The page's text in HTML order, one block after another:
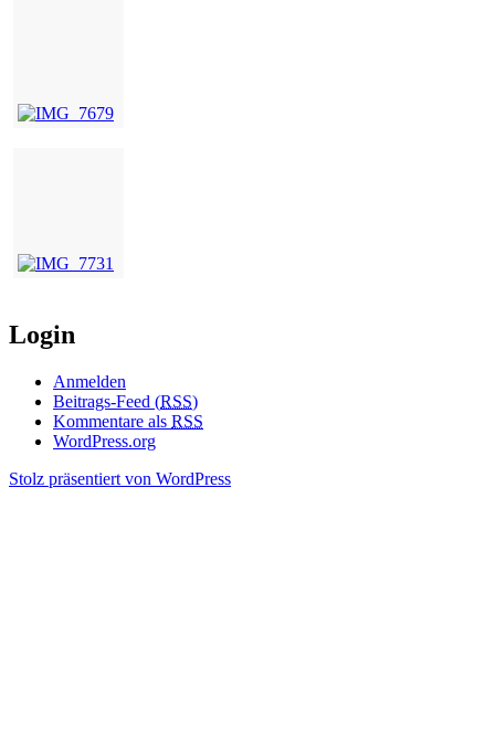
Login
Anmelden
Beitrags-Feed (RSS)
Kommentare als RSS
WordPress.org
Stolz präsentiert von WordPress